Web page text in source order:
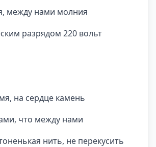
между нами молния
разрядом 220 вольт
на сердце камень
что между нами
нить, не перекусить